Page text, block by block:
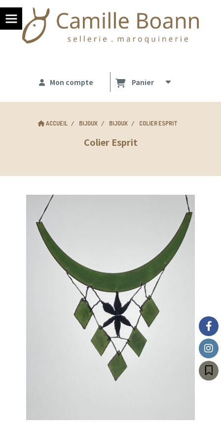
Mon compte Panier
ACCUEIL BIJOUX BIJOUX COLIER ESPRIT
Colier Esprit